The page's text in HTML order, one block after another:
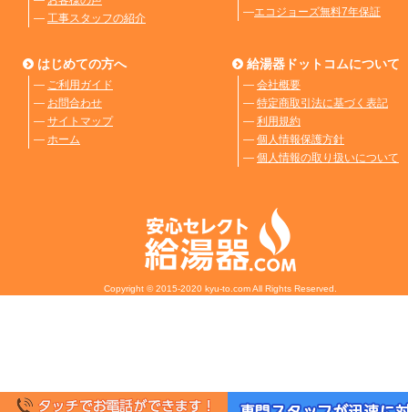
― 工事スタッフの紹介
―エコジョーズ無料7年保証
はじめての方へ
― ご利用ガイド
― お問合わせ
― サイトマップ
― ホーム
給湯器ドットコムについて
― 会社概要
― 特定商取引法に基づく表記
― 利用規約
― 個人情報保護方針
― 個人情報の取り扱いについて
Copyright © 2015-2020 kyu-to.com All Rights Reserved.